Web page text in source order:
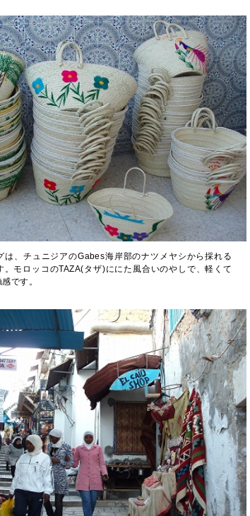
は、チュニジアのGabes海岸部のナツメヤシから採れる
。モロッコのTAZA(タザ)ににた風合いのやしで、軽くて
です。